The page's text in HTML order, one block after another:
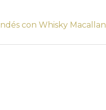
con Whisky Macallan